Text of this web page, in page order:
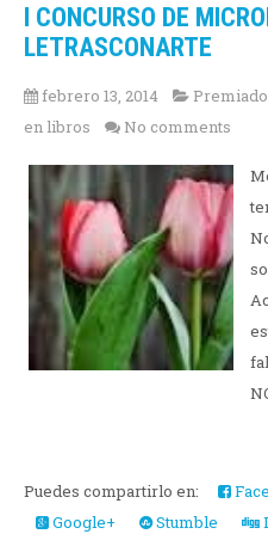
I CONCURSO DE
LETRASCONARTE
febrero 13, 2014
en libros
No comments
Puedes compartirlo en:
Google+
Stumble